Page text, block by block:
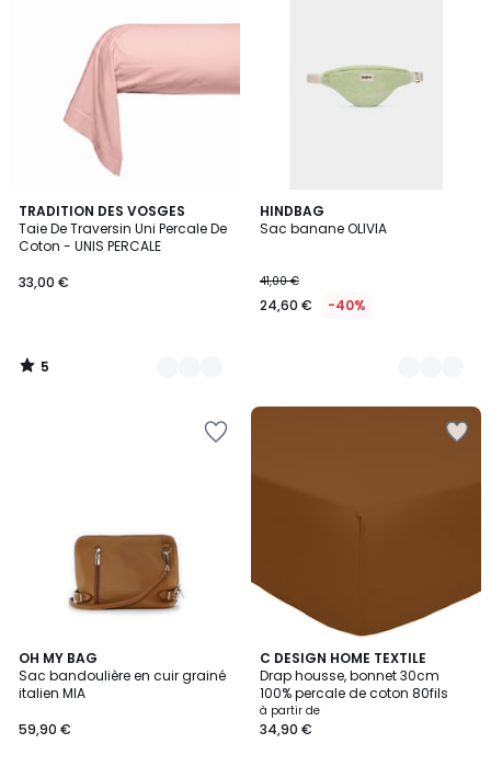
TRADITION DES VOSGES
Taie De Traversin Uni Percale De
Coton - UNIS PERCALE
33,00 €
5
/
5
12
Couleurs
5
/
HINDBAG
Sac banane OLIVIA
41,00 €
24,60 € -40%
3
Couleurs
OH MY BAG
Sac bandoulière en cuir grainé
italien MIA
59,90 €
4,3
/ 5
11
Couleurs
C DESIGN HOME TEXTILE
Drap housse, bonnet 30cm
100% percale de coton 80fils
à partir de
34,90 €
6
Couleurs